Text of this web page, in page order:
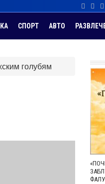
СПОРТ АВТО
голубям